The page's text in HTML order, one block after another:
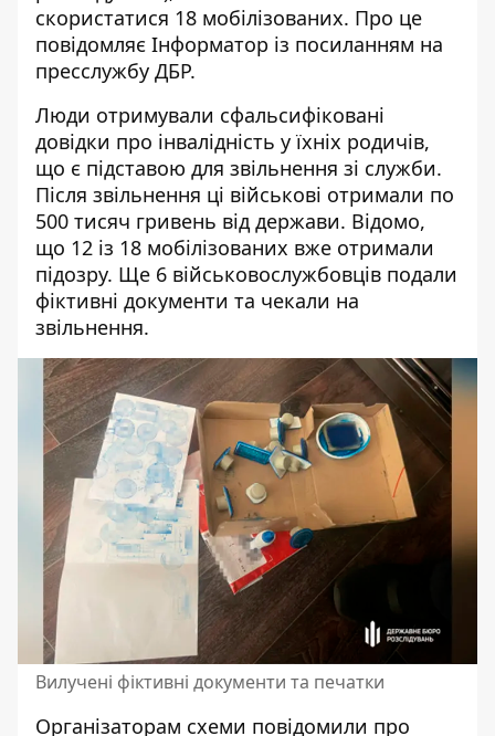
скористатися 18 мобілізованих. Про це
повідомляє Інформатор із посиланням на
пресслужбу ДБР.
Люди отримували сфальсифіковані
довідки про інвалідність у їхніх родичів,
що є підставою для звільнення зі служби.
Після звільнення ці військові отримали по
500 тисяч гривень від держави. Відомо,
що 12 із 18 мобілізованих вже отримали
підозру. Ще 6 військовослужбовців подали
фіктивні документи та чекали на
звільнення.
Вилучені фіктивні документи та печатки
Організаторам схеми повідомили про